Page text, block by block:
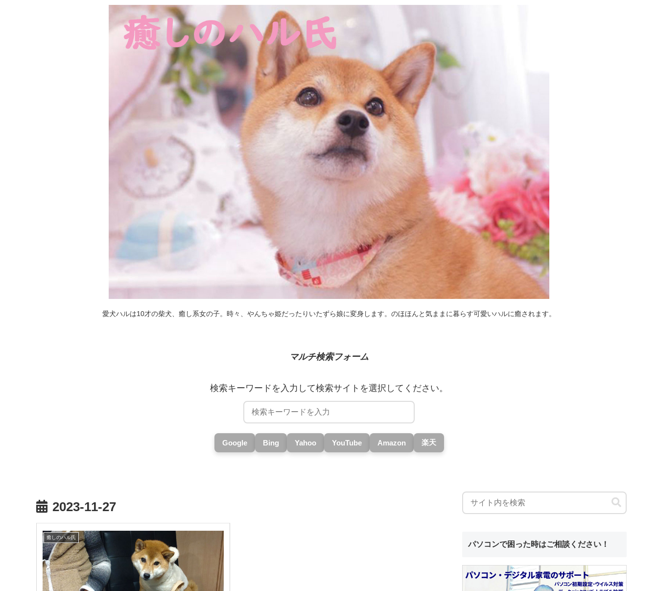
愛犬ハルは10才の柴犬、癒し系女の子。時々、やんちゃ姫だったりいたずら娘に変身します。のほほんと気ままに暮らす可愛いハルに癒されます。
マルチ検索フォーム
検索キーワードを入力して検索サイトを選択してください。
Google Bing Yahoo YouTube Amazon 楽天
2023-11-27
癒しのハル氏
パソコンで困った時はご相談ください！